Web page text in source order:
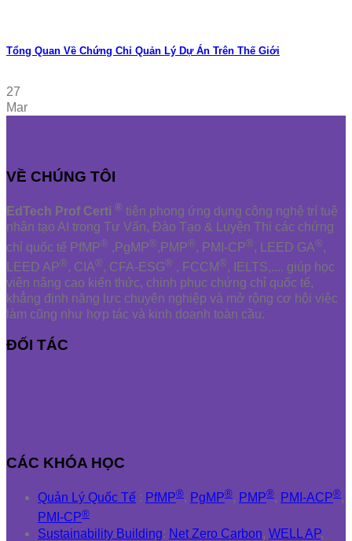
Tổng Quan Về Chứng Chỉ Quản Lý Dự Án Trên Thế Giới
27
Mar
VỀ CHÚNG TÔI
EdTech Prof Certi ® tiên phong ứng dụng công nghệ trí tuệ
nhân tạo AI trong Tư Vấn, Đào Tạo & Luyện Thi các chứng
chỉ quốc tế PfMP® ,PgMP®,PMP®, PMI-CP®, LEED GA®,
LEED AP®, CIA®, CFA-ESG® , FCCM®, IELTS,.... giúp học
viên nâng cao kiến thức, chinh phục chứng chỉ quốc tế,
khẳng định năng lực chuyên nghiệp và mở rộng cơ hội việc
làm cũng như hợp tác và kinh doanh toàn cầu.
ĐỐI TÁC
CÁC KHÓA HỌC
Quản Lý Quốc Tế : PfMP®, PgMP®, PMP®, PMI-ACP®,
PMI-CP®
Sustainability Building: Net Zero Carbon, WELL AP,